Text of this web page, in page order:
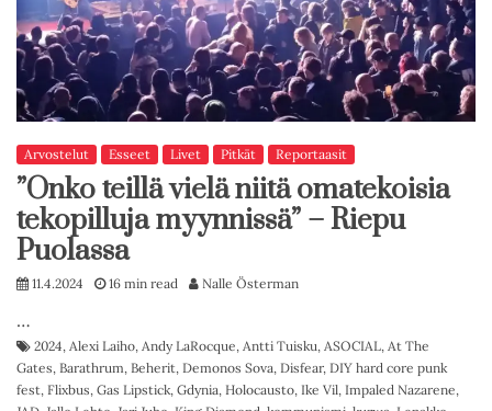
Arvostelut Esseet Livet Pitkät Reportaasit
”Onko teillä vielä niitä omatekoisia
tekopilluja myynnissä” – Riepu
Puolassa
11.4.2024 16 min read Nalle Österman
…
2024, Alexi Laiho, Andy LaRocque, Antti Tuisku, ASOCIAL, At The
Gates, Barathrum, Beherit, Demonos Sova, Disfear, DIY hard core punk
fest, Flixbus, Gas Lipstick, Gdynia, Holocausto, Ike Vil, Impaled Nazarene,